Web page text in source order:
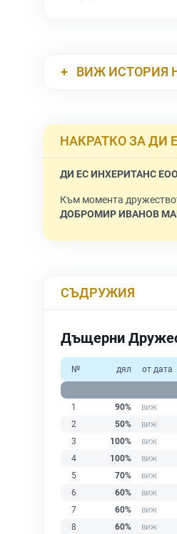
ВИЖ ИСТОРИЯ
НАКРАТКО ЗА ДИ
ДИ ЕС ИНХЕРИТАНС
Към момента
ДОБРОМИР ИВАНОВ
СЪДРУЖИЯ
Дъщерни
№ дял от дата
1
90%
2
50%
3
100%
4
100%
5
70%
6
60%
7
60%
8
60%